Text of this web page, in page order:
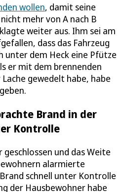
wollen, damit seine
mehr von A nach B
weiter aus. Ihm sei am
dass das Fahrzeug
unter dem Heck eine Pfütze
er mit dem brennenden
gewedelt habe, habe
Brand in der
Kontrolle
und das Weite
alarmierte
schnell unter Kontrolle
der Hausbewohner habe